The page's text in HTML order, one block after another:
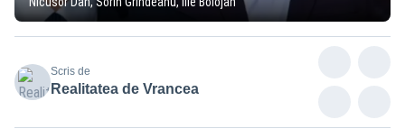
Scris de
Realitatea de Vrancea